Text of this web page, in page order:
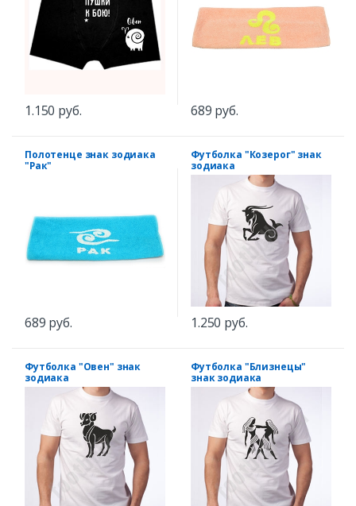
1.150 руб. 689 руб.
Полотенце знак зодиака
"Рак"
689 руб.
Футболка "Козерог" знак
зодиака
1.250 руб.
Футболка "Овен" знак
зодиака
Футболка "Близнецы"
знак зодиака